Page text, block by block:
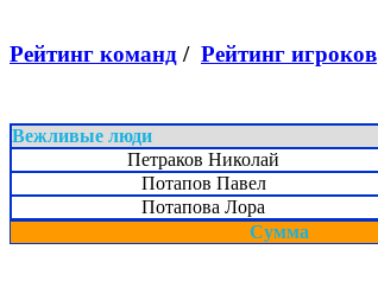
Рейтинг команд / Рейтинг игроков
Вежливые люди
Петраков Николай
Потапов Павел
Потапова Лора
Сумма